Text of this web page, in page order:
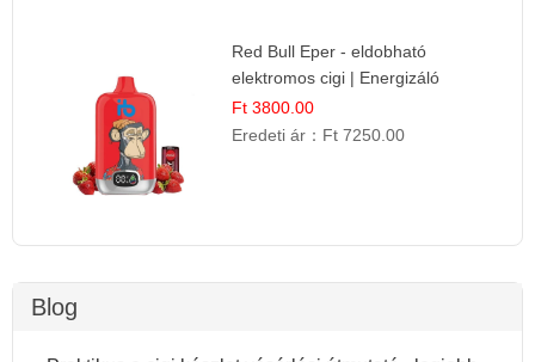
Red Bull Eper - eldobható
elektromos cigi | Energizáló
Gyümölcs Íz
Ft 3800.00
Eredeti ár： Ft 7250.00
Blog